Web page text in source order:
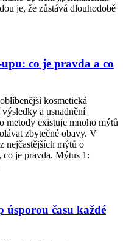
je, že zůstává dlouhodobě
co je pravda a co
kosmetická
a usnadnění
metody existuje mnoho mýtů
zbytečné obavy. V
nejčastějších mýtů o
co je pravda. Mýtus 1:
úsporou času každé